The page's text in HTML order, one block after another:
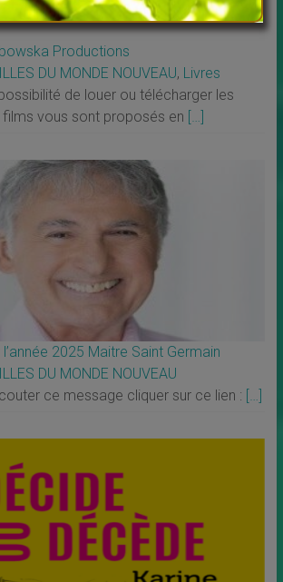
Productions
DU MONDE NOUVEAU, Livres
de louer ou télécharger les
vous sont proposés en […]
2025 Maitre Saint Germain
DU MONDE NOUVEAU
ce message cliquer sur ce lien : […]